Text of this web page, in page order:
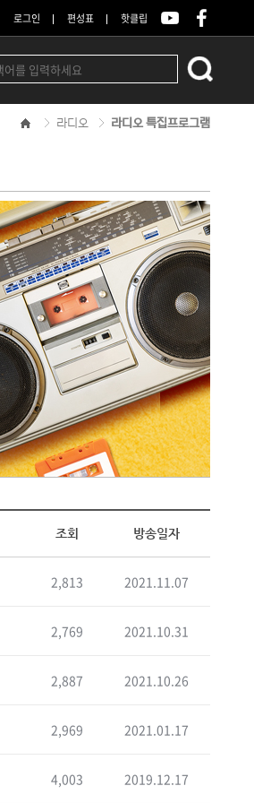
로그인 편성표 핫클립
라디오 라디오 특집프로그램
조회 방송일자
2,813 2021.11.07
2,769 2021.10.31
2,887 2021.10.26
2,969 2021.01.17
4,003 2019.12.17